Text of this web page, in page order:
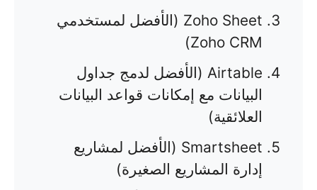
Zoho Sheet (الأفضل لمستخدمي
Zoho CRM)
Airtable (الأفضل لدمج جداول
البيانات مع إمكانات قواعد البيانات
العلائقية)
Smartsheet (الأفضل لمشاريع
إدارة المشاريع الصغيرة)